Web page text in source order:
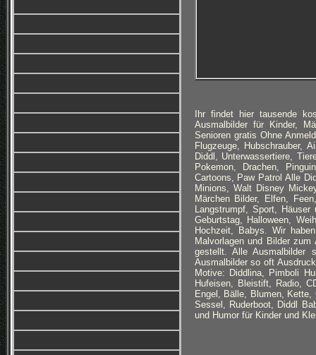
Ihr findet hier tausende
Ausmalbilder für Kinder,
Senioren gratis Ohne
Flugzeuge, Hubschrauber,
Diddl, Unterwassertiere,
Pokemon, Drachen,
Cartoons, Paw Patrol Alle
Minions, Walt Disney
Märchen Bilder, Elfen,
Langstrumpf, Sport,
Geburtstag, Halloween,
Hochzeit, Babys. Wir
Malvorlagen und Bilder
gestellt. Alle Ausmalbilder
Ausmalbilder so oft
Motive: Diddlina, Pimboli
Hufeisen, Bleistift, Radio,
Engel, Bälle, Blumen,
Sessel, Ruderboot, Diddl
und Humor für Kinder und